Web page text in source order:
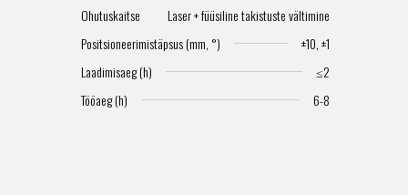
Ohutuskaitse
Laser + füüsiline takistuste vältimine
Positsioneerimistäpsus (mm, °)
±10, ±1
Laadimisaeg (h)
≤2
Tööaeg (h)
6-8